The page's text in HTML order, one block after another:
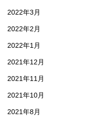
2022年3月
2022年2月
2022年1月
2021年12月
2021年11月
2021年10月
2021年8月